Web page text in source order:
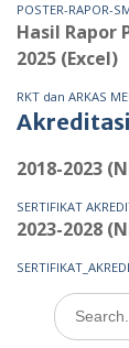
POSTER-RAPOR-
Hasil Rapor
2025 (Excel)
RKT dan ARKAS
Akreditasi
2018-2023
SERTIFIKAT
2023-2028
Search
for: